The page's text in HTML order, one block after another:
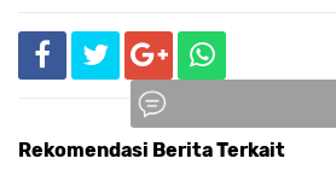
Rekomendasi Berita Terkait